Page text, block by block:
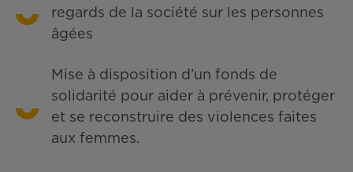
regards de la société sur les personnes
âgées
Mise à disposition d’un fonds de
solidarité pour aider à prévenir, protéger
et se reconstruire des violences faites
aux femmes.